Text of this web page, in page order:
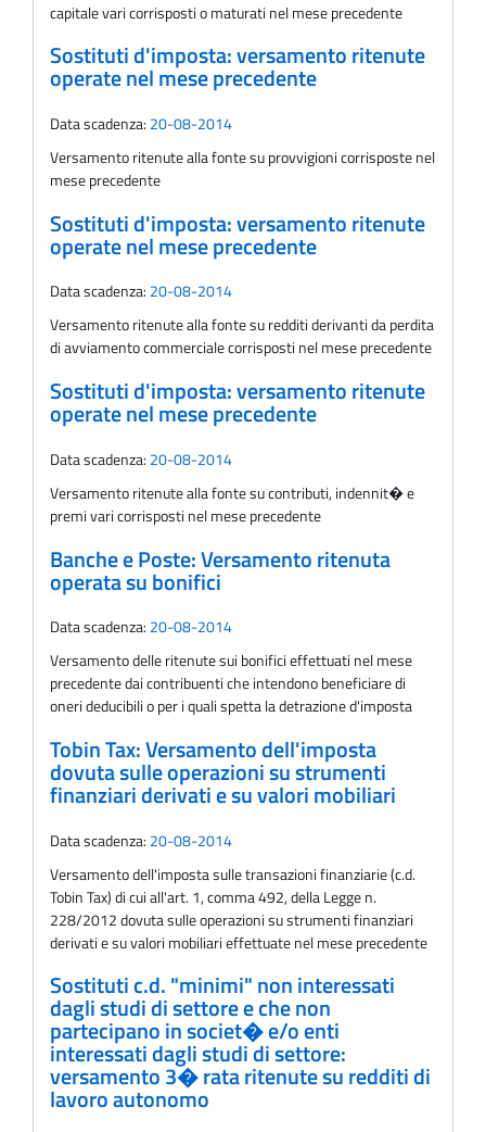
capitale vari corrisposti o maturati nel mese precedente
Sostituti d'imposta: versamento ritenute
operate nel mese precedente
Data scadenza: 20-08-2014
Versamento ritenute alla fonte su provvigioni corrisposte nel
mese precedente
Sostituti d'imposta: versamento ritenute
operate nel mese precedente
Data scadenza: 20-08-2014
Versamento ritenute alla fonte su redditi derivanti da perdita
di avviamento commerciale corrisposti nel mese precedente
Sostituti d'imposta: versamento ritenute
operate nel mese precedente
Data scadenza: 20-08-2014
Versamento ritenute alla fonte su contributi, indennit� e
premi vari corrisposti nel mese precedente
Banche e Poste: Versamento ritenuta
operata su bonifici
Data scadenza: 20-08-2014
Versamento delle ritenute sui bonifici effettuati nel mese
precedente dai contribuenti che intendono beneficiare di
oneri deducibili o per i quali spetta la detrazione d'imposta
Tobin Tax: Versamento dell'imposta
dovuta sulle operazioni su strumenti
finanziari derivati e su valori mobiliari
Data scadenza: 20-08-2014
Versamento dell'imposta sulle transazioni finanziarie (c.d.
Tobin Tax) di cui all'art. 1, comma 492, della Legge n.
228/2012 dovuta sulle operazioni su strumenti finanziari
derivati e su valori mobiliari effettuate nel mese precedente
Sostituti c.d. "minimi" non interessati
dagli studi di settore e che non
partecipano in societ� e/o enti
interessati dagli studi di settore:
versamento 3� rata ritenute su redditi di
lavoro autonomo